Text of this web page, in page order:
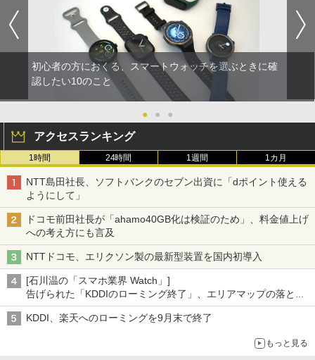
初心者の方におくる、スマートウォッチを選ぶときに確
認したい10のこと
● ● ●
アクセスランキング
1時間 24時間 1週間 1カ月
NTT島田社長、ソフトバンクのセブン出資に「dポイント使える
ようにして」
ドコモ前田社長が「ahamo40GB化は検証のため」、料金値上げ
への考え方にも言及
NTTドコモ、エリクソン製の最新型装置を国内初導入
[石川温の「スマホ業界 Watch」]
告げられた「KDDIのローミング終了」、エリアマップの落とし
穴と楽天モバイルの課題
KDDI、楽天へのローミングを9月末で終了
もっと見る